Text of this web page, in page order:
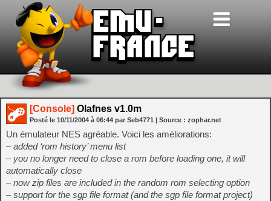
[Console] Olafnes v1.0m
Posté le 10/11/2004 à 06:44 par Seb4771 | Source : zophar.net
Un émulateur NES agréable. Voici les améliorations:
– added ‘rom history’ menu list
– you no longer need to close a rom before loading one, it will
automatically close
– now zip files are included in the random rom selecting option
– support for the sgp file format (and the sgp file format project)